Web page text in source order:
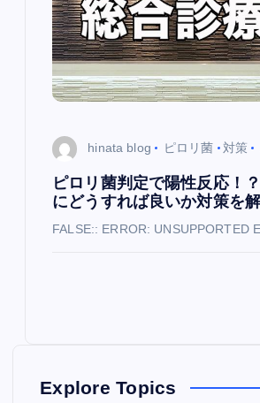
hinata blog ピロリ菌 対策
ピロリ菌判定で陽性反応！
にどうすれば良いか対策を解
FALSE:: ERROR: UNSUPPORTED
Explore Topics